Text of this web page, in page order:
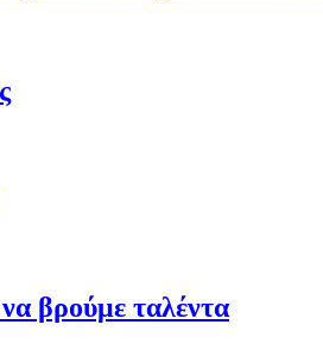
βρούμε ταλέντα